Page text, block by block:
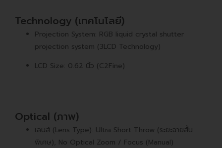
Technology (เทคโนโลยี)
Projection System: RGB liquid crystal shutter
projection system (3LCD Technology)
LCD Size: 0.62 นิ้ว (C2Fine)
Optical (ภาพ)
เลนส์ (Lens Type): Ultra Short Throw (ระยะฉายสั้น
พิเศษ), No Optical Zoom / Focus (Manual)